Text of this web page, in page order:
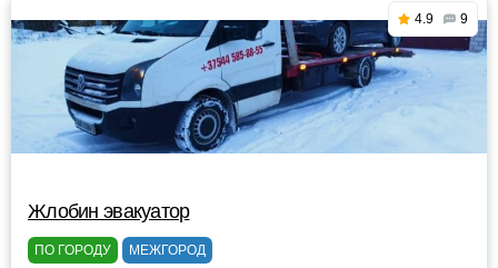
4.9 9
Жлобин эвакуатор
ПО ГОРОДУ МЕЖГОРОД